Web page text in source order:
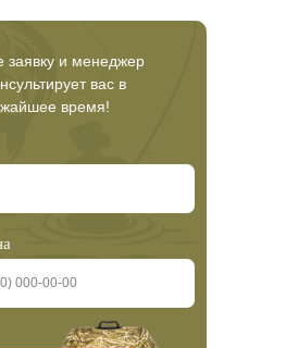
заявку и менеджер
вас в
время!